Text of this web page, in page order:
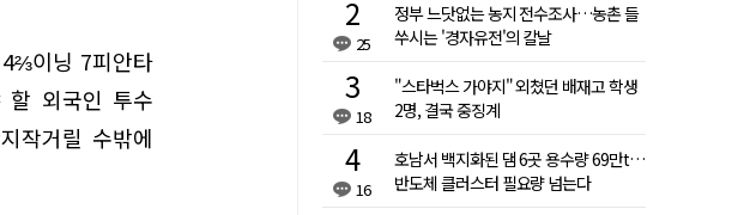
이닝 7피안타
할 외국인 투수
작거릴 수밖에
25
정부 느닷없는 농지 전수조사…농촌 들
쑤시는 '경자유전'의 칼날
18
"스타벅스 가야지" 외쳤던 배재고 학생
2명, 결국 중징계
16
호남서 백지화된 댐 6곳 용수량 69만t…
반도체 클러스터 필요량 넘는다